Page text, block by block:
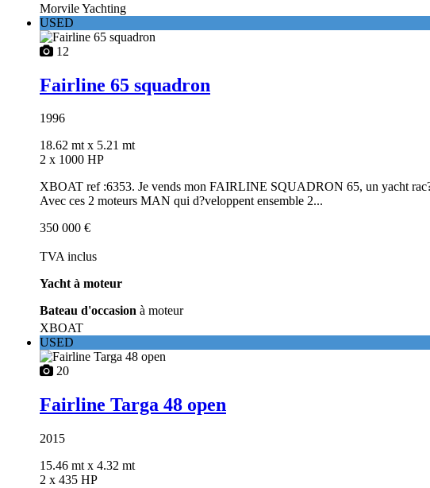
Morvile Yachting
USED
12
Fairline 65 squadron
1996
18.62 mt x 5.21 mt
2 x 1000 HP
XBOAT ref :6353. Je vends mon FAIRLINE SQUADRON 65, un yacht
Avec ces 2 moteurs MAN qui d?veloppent ensemble 2...
350 000 €
TVA inclus
Yacht à moteur
Bateau d'occasion à moteur
XBOAT
USED
20
Fairline Targa 48 open
2015
15.46 mt x 4.32 mt
2 x 435 HP